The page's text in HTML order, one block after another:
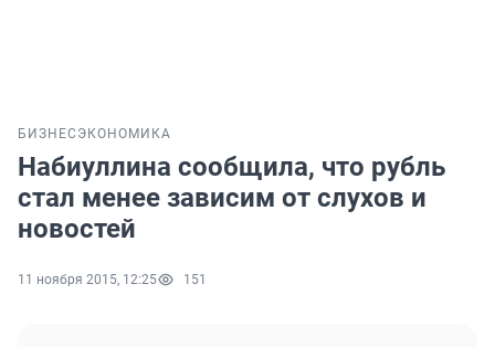
БИЗНЕС ЭКОНОМИКА
Набиуллина сообщила, что рубль
стал менее зависим от слухов и
новостей
11 ноября 2015, 12:25 151